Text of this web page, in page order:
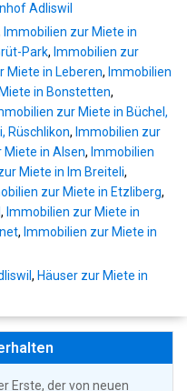
Adliswil
Immobilien zur Miete in
Park, Immobilien zur
Miete in Leberen, Immobilien
in Bonstetten,
zur Miete in Büchel,
Rüschlikon, Immobilien zur
Miete in Alsen, Immobilien
Miete in Im Breiteli,
zur Miete in Etzliberg,
, Immobilien zur Miete in
, Immobilien zur Miete in
, Häuser zur Miete in
Erste, der von neuen